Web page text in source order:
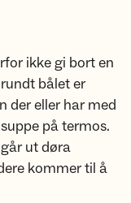
ikke gi bort en
bålet er
der eller har med
på termos.
ut døra
kommer til å